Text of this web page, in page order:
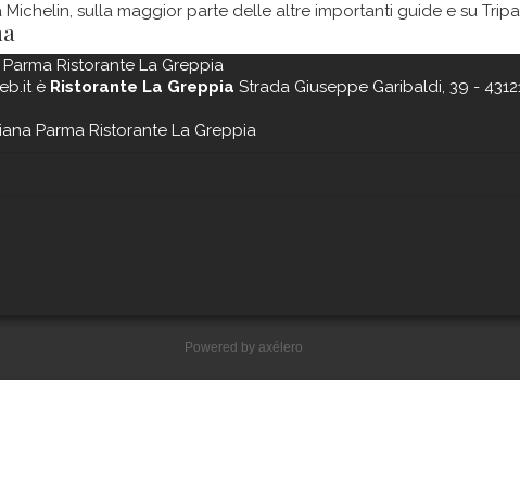
sulla maggior parte delle altre importanti guide e su
Ristorante La Greppia
è Ristorante La Greppia Strada Giuseppe Garibaldi, 39 -
Parma Ristorante La Greppia